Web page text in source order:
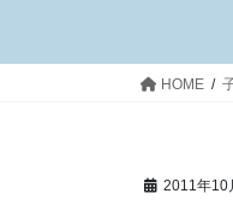
HOME
2011年10